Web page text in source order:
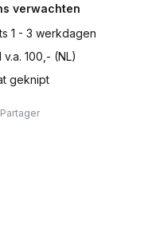
verwachten
1 - 3 werkdagen
100,- (NL)
geknipt
Partager